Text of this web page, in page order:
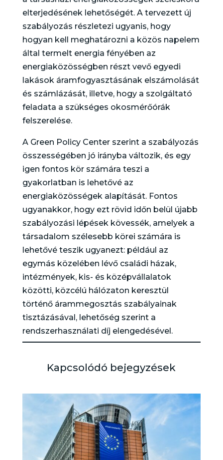
elterjedésének lehetőségét. A tervezett új
szabályozás részletezi ugyanis, hogy
hogyan kell meghatározni a közös napelem
által termelt energia fényében az
energiaközösségben részt vevő egyedi
lakások áramfogyasztásának elszámolását
és számlázását, illetve, hogy a szolgáltató
feladata a szükséges okosmérőórák
felszerelése.
A Green Policy Center szerint a szabályozás
összességében jó irányba változik, és egy
igen fontos kör számára teszi a
gyakorlatban is lehetővé az
energiaközösségek alapítását. Fontos
ugyanakkor, hogy ezt rövid időn belül újabb
szabályozási lépések kövessék, amelyek a
társadalom szélesebb körei számára is
lehetővé teszik ugyanezt: például az
egymás közelében lévő családi házak,
intézmények, kis- és középvállalatok
közötti, közcélú hálózaton keresztül
történő árammegosztás szabályainak
tisztázásával, lehetőség szerint a
rendszerhasználati díj elengedésével.
Kapcsolódó bejegyzések